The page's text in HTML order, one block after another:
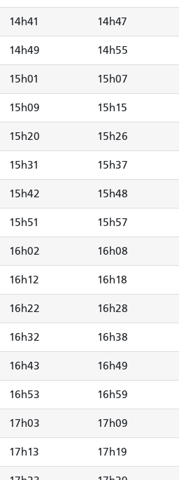
14h41 14h47
14h49 14h55
15h01 15h07
15h09 15h15
15h20 15h26
15h31 15h37
15h42 15h48
15h51 15h57
16h02 16h08
16h12 16h18
16h22 16h28
16h32 16h38
16h43 16h49
16h53 16h59
17h03 17h09
17h13 17h19